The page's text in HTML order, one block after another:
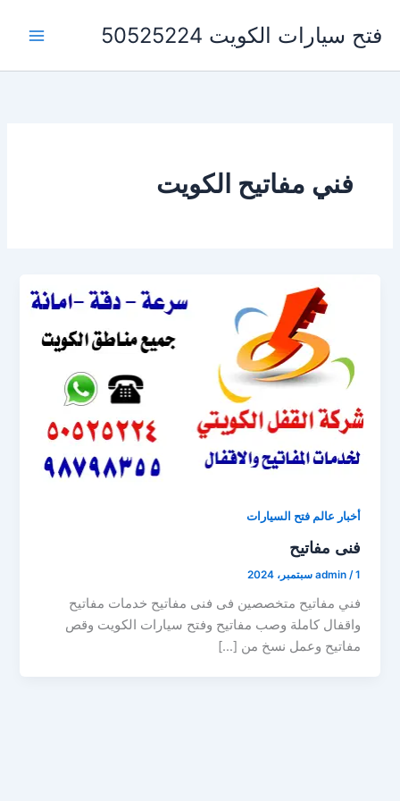
المحتوى
فتح سيارات الكويت 50525224
فني مفاتيح الكويت
أخبار عالم فتح السيارات
فنى مفاتيح
admin /1 سبتمبر، 2024
فني مفاتيح متخصصين فى فنى مفاتيح خدمات مفاتيح
واقفال كاملة وصب مفاتيح وفتح سيارات الكويت وقص
مفاتيح وعمل نسخ من […]